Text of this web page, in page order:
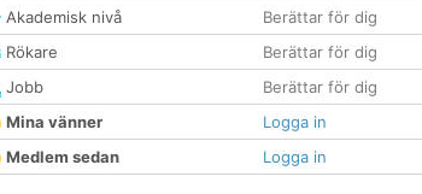
Akademisk nivå
Berättar för dig
Rökare
Berättar för dig
Jobb
Berättar för dig
Mina vänner
Logga in
Medlem sedan
Logga in